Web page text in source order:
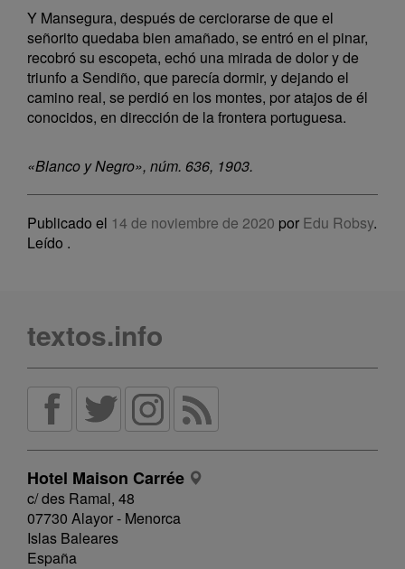
Y Mansegura, después de cerciorarse de que el
señorito quedaba bien amañado, se entró en el pinar,
recobró su escopeta, echó una mirada de dolor y de
triunfo a Sendiño, que parecía dormir, y dejando el
camino real, se perdió en los montes, por atajos de él
conocidos, en dirección de la frontera portuguesa.
«Blanco y Negro», núm. 636, 1903.
Publicado el 14 de noviembre de 2020 por Edu Robsy.
Leído .
textos.info
Hotel Maison Carrée
c/ des Ramal, 48
07730 Alayor - Menorca
Islas Baleares
España